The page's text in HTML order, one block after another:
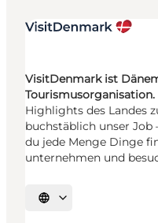
VisitDenmark ist
Tourismusorganisation.
Highlights des Landes
buchstäblich unser Job
du jede Menge Dinge
unternehmen und
Sprache auswählen